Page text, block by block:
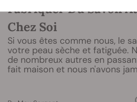
Fabriquer Du Savon
Chez Soi
Si vous êtes comme nous, le
votre peau sèche et fatiguée.
de nombreux autres en
fait maison et nous n'avons